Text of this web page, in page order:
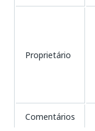
Proprietário
Comentários